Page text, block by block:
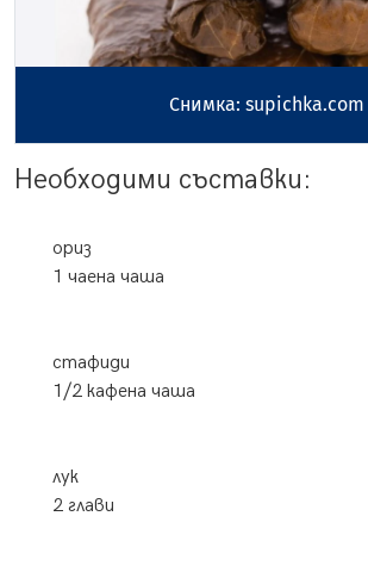
Снимка: supichka.com
Необходими съставки:
ориз
1 чаена чаша
стафиди
1/2 кафена чаша
лук
2 глави